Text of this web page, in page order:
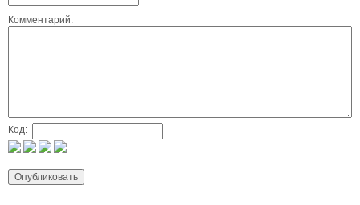
Комментарий:
Код: